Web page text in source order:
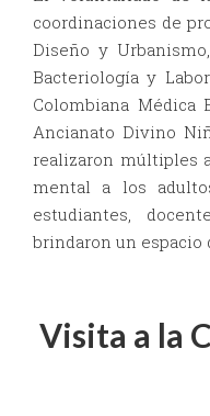
coordinaciones de
Diseño y
Bacteriología y
Colombiana
Ancianato Divino
realizaron múltiples
mental a los
estudiantes,
brindaron un espacio
Visita a la